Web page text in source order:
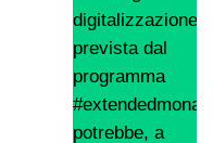
digitalizzazione
prevista dal
programma
potrebbe, a